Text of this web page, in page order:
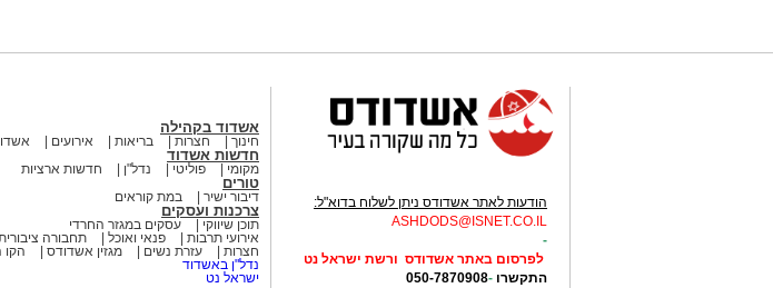
הודעות לאתר אשדודס ניתן לשלוח בדוא"ל:
ASHDODS@ISNET.CO.IL
-
לפרסום באתר אשדודס ורשת ישראל נט
התקשרו -
050-7870908
אשדוד בקהילה
חינוך חצרות בריאות אירועים
חדשות אשדוד
מקומי פוליטי נדל"ן חדשות ארציות
טורים
דיבור ישיר במת קוראים
צרכנות ועסקים
תוכן שיווקי
עסקים במגזר החרדי
אירועי תרבות
פנאי ואוכל תחבורה
חצרות
עזרת נשים מגזין אשדודס
נדל"ן באשדוד
ישראל נט